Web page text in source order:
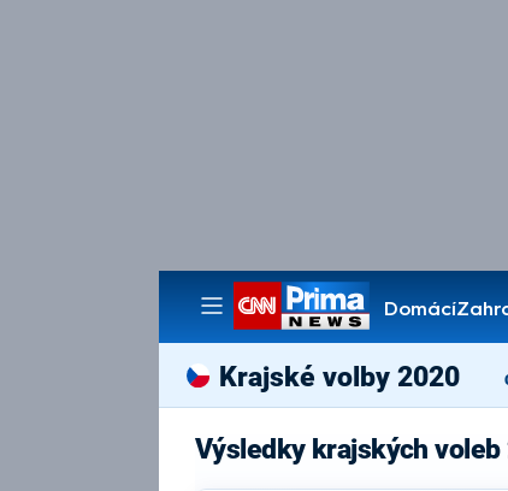
Domácí
Pořady
Krajské volby 2020
Výsledky krajských voleb